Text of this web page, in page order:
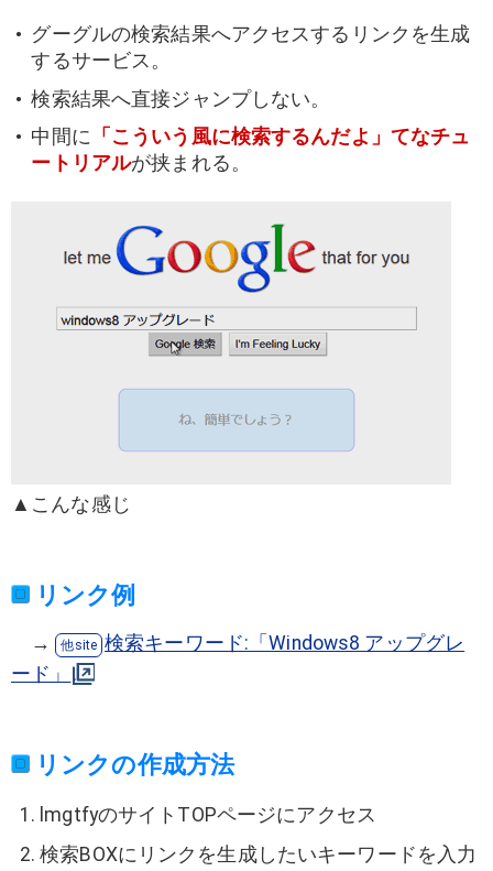
グーグルの検索結果へアクセスするリンクを生成
するサービス。
検索結果へ直接ジャンプしない。
中間に 「こういう風に検索するんだよ」てなチュ
ートリアルが挟まれる。
▲こんな感じ
リンク例
→
検索キーワード:「Windows8 アップグレ
ード」
リンクの作成方法
lmgtfyのサイトTOPページにアクセス
検索BOXにリンクを生成したいキーワードを入力